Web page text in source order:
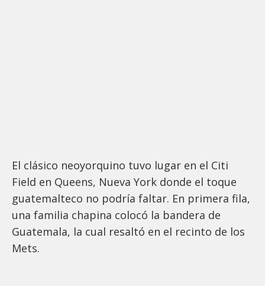
El clásico neoyorquino tuvo lugar en el Citi
Field en Queens, Nueva York donde el toque
guatemalteco no podría faltar. En primera fila,
una familia chapina colocó la bandera de
Guatemala, la cual resaltó en el recinto de los
Mets.